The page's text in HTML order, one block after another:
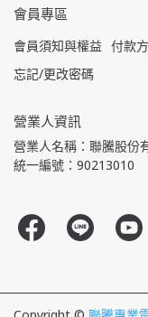
會員專區
會員須知與權益 付款
忘記/更改密碼
營業人資訊
營業人名稱：聯騰股份
統一編號：90213010